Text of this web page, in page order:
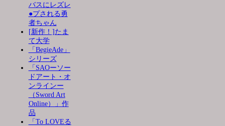
バスにレズレ
●プされる勇
者ちゃん
[新作！]たま
て大学
「BegieAde」
シリーズ
「SAOーソー
ドアート・オ
ンラインー
（Sword Art
Online）」作
品
「To LOVEる